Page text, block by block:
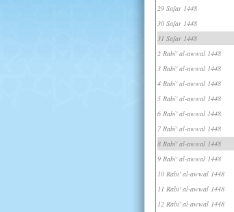
29 Safar 1448
30 Safar 1448
31 Safar 1448
2 Rabi' al-awwal 1448
3 Rabi' al-awwal 1448
4 Rabi' al-awwal 1448
5 Rabi' al-awwal 1448
6 Rabi' al-awwal 1448
7 Rabi' al-awwal 1448
8 Rabi' al-awwal 1448
9 Rabi' al-awwal 1448
10 Rabi' al-awwal 1448
11 Rabi' al-awwal 1448
12 Rabi' al-awwal 1448